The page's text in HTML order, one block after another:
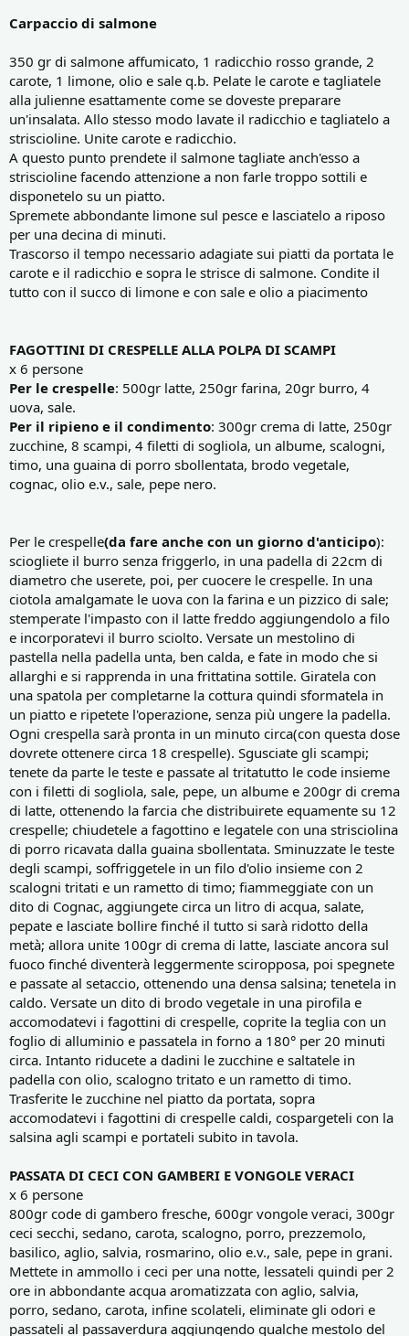
Carpaccio di salmone
350 gr di salmone affumicato, 1 radicchio rosso grande, 2
carote, 1 limone, olio e sale q.b. Pelate le carote e tagliatele
alla julienne esattamente come se doveste preparare
un'insalata. Allo stesso modo lavate il radicchio e tagliatelo a
striscioline. Unite carote e radicchio.
A questo punto prendete il salmone tagliate anch'esso a
striscioline facendo attenzione a non farle troppo sottili e
disponetelo su un piatto.
Spremete abbondante limone sul pesce e lasciatelo a riposo
per una decina di minuti.
Trascorso il tempo necessario adagiate sui piatti da portata le
carote e il radicchio e sopra le strisce di salmone. Condite il
tutto con il succo di limone e con sale e olio a piacimento
FAGOTTINI DI CRESPELLE ALLA POLPA DI SCAMPI
x 6 persone
Per le crespelle: 500gr latte, 250gr farina, 20gr burro, 4
uova, sale.
Per il ripieno e il condimento: 300gr crema di latte, 250gr
zucchine, 8 scampi, 4 filetti di sogliola, un albume, scalogni,
timo, una guaina di porro sbollentata, brodo vegetale,
cognac, olio e.v., sale, pepe nero.
Per le crespelle(da fare anche con un giorno d'anticipo):
sciogliete il burro senza friggerlo, in una padella di 22cm di
diametro che userete, poi, per cuocere le crespelle. In una
ciotola amalgamate le uova con la farina e un pizzico di sale;
stemperate l'impasto con il latte freddo aggiungendolo a filo
e incorporatevi il burro sciolto. Versate un mestolino di
pastella nella padella unta, ben calda, e fate in modo che si
allarghi e si rapprenda in una frittatina sottile. Giratela con
una spatola per completarne la cottura quindi sformatela in
un piatto e ripetete l'operazione, senza più ungere la padella.
Ogni crespella sarà pronta in un minuto circa(con questa dose
dovrete ottenere circa 18 crespelle). Sgusciate gli scampi;
tenete da parte le teste e passate al tritatutto le code insieme
con i filetti di sogliola, sale, pepe, un albume e 200gr di crema
di latte, ottenendo la farcia che distribuirete equamente su 12
crespelle; chiudetele a fagottino e legatele con una strisciolina
di porro ricavata dalla guaina sbollentata. Sminuzzate le teste
degli scampi, soffriggetele in un filo d'olio insieme con 2
scalogni tritati e un rametto di timo; fiammeggiate con un
dito di Cognac, aggiungete circa un litro di acqua, salate,
pepate e lasciate bollire finché il tutto si sarà ridotto della
metà; allora unite 100gr di crema di latte, lasciate ancora sul
fuoco finché diventerà leggermente sciropposa, poi spegnete
e passate al setaccio, ottenendo una densa salsina; tenetela in
caldo. Versate un dito di brodo vegetale in una pirofila e
accomodatevi i fagottini di crespelle, coprite la teglia con un
foglio di alluminio e passatela in forno a 180° per 20 minuti
circa. Intanto riducete a dadini le zucchine e saltatele in
padella con olio, scalogno tritato e un rametto di timo.
Trasferite le zucchine nel piatto da portata, sopra
accomodatevi i fagottini di crespelle caldi, cospargeteli con la
salsina agli scampi e portateli subito in tavola.
PASSATA DI CECI CON GAMBERI E VONGOLE VERACI
x 6 persone
800gr code di gambero fresche, 600gr vongole veraci, 300gr
ceci secchi, sedano, carota, scalogno, porro, prezzemolo,
basilico, aglio, salvia, rosmarino, olio e.v., sale, pepe in grani.
Mettete in ammollo i ceci per una notte, lessateli quindi per 2
ore in abbondante acqua aromatizzata con aglio, salvia,
porro, sedano, carota, infine scolateli, eliminate gli odori e
passateli al passaverdura aggiungendo qualche mestolo del